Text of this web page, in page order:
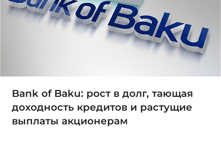
Bank of Baku: рост в долг, тающая
доходность кредитов и растущие
выплаты акционерам